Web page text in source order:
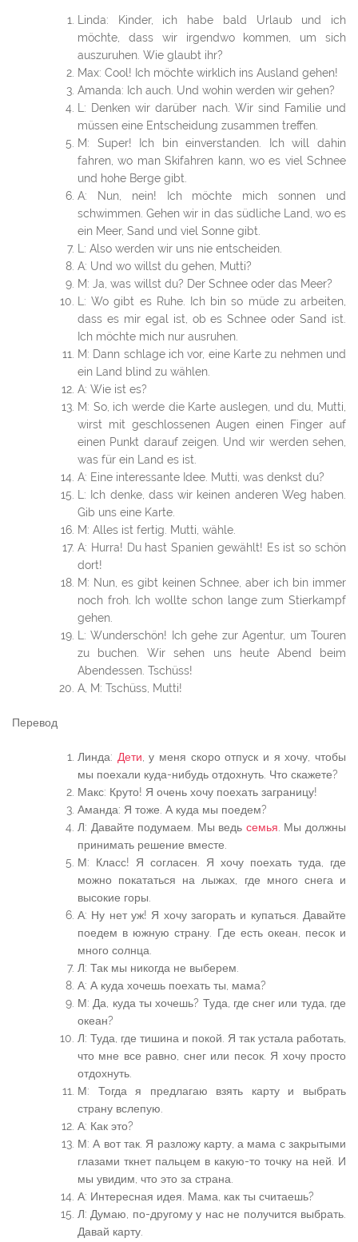
Linda: Kinder, ich habe bald Urlaub und ich
möchte, dass wir irgendwo kommen, um sich
auszuruhen. Wie glaubt ihr?
Max: Cool! Ich möchte wirklich ins Ausland gehen!
Amanda: Ich auch. Und wohin werden wir gehen?
L: Denken wir darüber nach. Wir sind Familie und
müssen eine Entscheidung zusammen treffen.
M: Super! Ich bin einverstanden. Ich will dahin
fahren, wo man Skifahren kann, wo es viel Schnee
und hohe Berge gibt.
A: Nun, nein! Ich möchte mich sonnen und
schwimmen. Gehen wir in das südliche Land, wo es
ein Meer, Sand und viel Sonne gibt.
L: Also werden wir uns nie entscheiden.
A: Und wo willst du gehen, Mutti?
M: Ja, was willst du? Der Schnee oder das Meer?
L: Wo gibt es Ruhe. Ich bin so müde zu arbeiten,
dass es mir egal ist, ob es Schnee oder Sand ist.
Ich möchte mich nur ausruhen.
M: Dann schlage ich vor, eine Karte zu nehmen und
ein Land blind zu wählen.
A: Wie ist es?
M: So, ich werde die Karte auslegen, und du, Mutti,
wirst mit geschlossenen Augen einen Finger auf
einen Punkt darauf zeigen. Und wir werden sehen,
was für ein Land es ist.
A: Eine interessante Idee. Mutti, was denkst du?
L: Ich denke, dass wir keinen anderen Weg haben.
Gib uns eine Karte.
M: Alles ist fertig. Mutti, wähle.
A: Hurra! Du hast Spanien gewählt! Es ist so schön
dort!
M: Nun, es gibt keinen Schnee, aber ich bin immer
noch froh. Ich wollte schon lange zum Stierkampf
gehen.
L: Wunderschön! Ich gehe zur Agentur, um Touren
zu buchen. Wir sehen uns heute Abend beim
Abendessen. Tschüss!
A, M: Tschüss, Mutti!
Перевод
Линда: Дети, у меня скоро отпуск и я хочу, чтобы
мы поехали куда-нибудь отдохнуть. Что скажете?
Макс: Круто! Я очень хочу поехать заграницу!
Аманда: Я тоже. А куда мы поедем?
Л: Давайте подумаем. Мы ведь семья. Мы должны
принимать решение вместе.
М: Класс! Я согласен. Я хочу поехать туда, где
можно покататься на лыжах, где много снега и
высокие горы.
А: Ну нет уж! Я хочу загорать и купаться. Давайте
поедем в южную страну. Где есть океан, песок и
много солнца.
Л: Так мы никогда не выберем.
А: А куда хочешь поехать ты, мама?
М: Да, куда ты хочешь? Туда, где снег или туда, где
океан?
Л: Туда, где тишина и покой. Я так устала работать,
что мне все равно, снег или песок. Я хочу просто
отдохнуть.
М: Тогда я предлагаю взять карту и выбрать
страну вслепую.
А: Как это?
М: А вот так. Я разложу карту, а мама с закрытыми
глазами ткнет пальцем в какую-то точку на ней. И
мы увидим, что это за страна.
А: Интересная идея. Мама, как ты считаешь?
Л: Думаю, по-другому у нас не получится выбрать.
Давай карту.